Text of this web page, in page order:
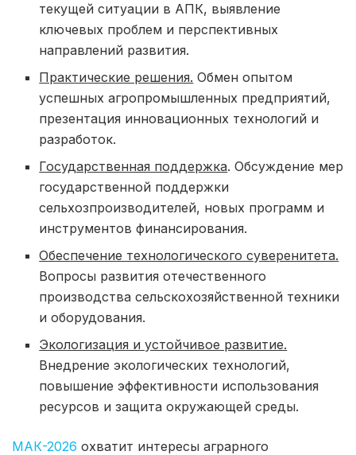
текущей ситуации в АПК, выявление
ключевых проблем и перспективных
направлений развития.
Практические решения. Обмен опытом
успешных агропромышленных предприятий,
презентация инновационных технологий и
разработок.
Государственная поддержка. Обсуждение мер
государственной поддержки
сельхозпроизводителей, новых программ и
инструментов финансирования.
Обеспечение технологического суверенитета.
Вопросы развития отечественного
производства сельскохозяйственной техники
и оборудования.
Экологизация и устойчивое развитие.
Внедрение экологических технологий,
повышение эффективности использования
ресурсов и защита окружающей среды.
МАК-2026 охватит интересы аграрного